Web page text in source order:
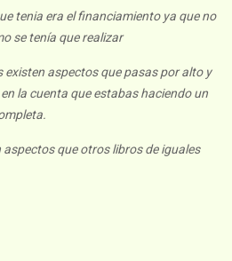
tenia era el financiamiento ya que no
se tenía que realizar
existen aspectos que pasas por alto y
la cuenta que estabas haciendo un
que otros libros de iguales